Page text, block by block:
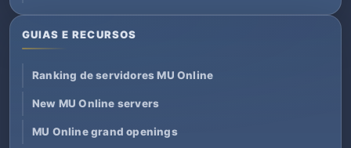
GUIAS E RECURSOS
Ranking de servidores MU Online
New MU Online servers
MU Online grand openings